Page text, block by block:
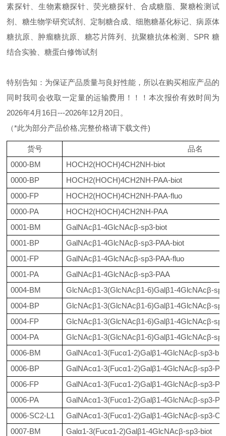
素探针、生物素糖探针、荧光糖探针、合成糖脂、聚糖检测试
剂、糖生物学研究试剂、定制糖合成、细胞糖基化标记、病原体
糖抗原、肿瘤糖抗原、糖芯片阵列、抗聚糖抗体检测、SPR 糖
结合实验、糖蛋白修饰试剂
特别告知：为保证产品质量与良好性能，所以在购买相应产品的
同时我司会收取一定量的运输费用！！！本次报价有效时间为
2026年4月16日---2026年12月20日。
（*此为部分产品价格,完整价格请下载文件)
货号
品名
0000-BM
HOCH2(HOCH)4CH2NH-biot
0000-BP
HOCH2(HOCH)4CH2NH-PAA-biot
0000-FP
HOCH2(HOCH)4CH2NH-PAA-fluo
0000-PA
HOCH2(HOCH)4CH2NH-PAA
0001-BM
GalNAcβ1-4GlcNAcβ-sp3-biot
0001-BP
GalNAcβ1-4GlcNAcβ-sp3-PAA-biot
0001-FP
GalNAcβ1-4GlcNAcβ-sp3-PAA-fluo
0001-PA
GalNAcβ1-4GlcNAcβ-sp3-PAA
0004-BM
GlcNAcβ1-3(GlcNAcβ1-6)Galβ1-4GlcNAcβ-
0004-BP
GlcNAcβ1-3(GlcNAcβ1-6)Galβ1-4GlcNAcβ-
0004-FP
GlcNAcβ1-3(GlcNAcβ1-6)Galβ1-4GlcNAcβ-
0004-PA
GlcNAcβ1-3(GlcNAcβ1-6)Galβ1-4GlcNAcβ-
0006-BM
GalNAcα1-3(Fucα1-2)Galβ1-4GlcNAcβ-sp3-
0006-BP
GalNAcα1-3(Fucα1-2)Galβ1-4GlcNAcβ-sp3-
0006-FP
GalNAcα1-3(Fucα1-2)Galβ1-4GlcNAcβ-sp3-
0006-PA
GalNAcα1-3(Fucα1-2)Galβ1-4GlcNAcβ-sp3-
0006-SC2-L1
GalNAcα1-3(Fucα1-2)Galβ1-4GlcNAcβ-sp3-
0007-BM
Galα1-3(Fucα1-2)Galβ1-4GlcNAcβ-sp3-biot